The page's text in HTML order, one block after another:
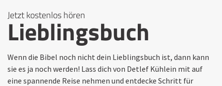
Jetzt kostenlos hören
Lieblingsbuch
Wenn die Bibel noch nicht dein Lieblingsbuch ist, dann kann
sie es ja noch werden! Lass dich von Detlef Kühlein mit auf
eine spannende Reise nehmen und entdecke Schritt für